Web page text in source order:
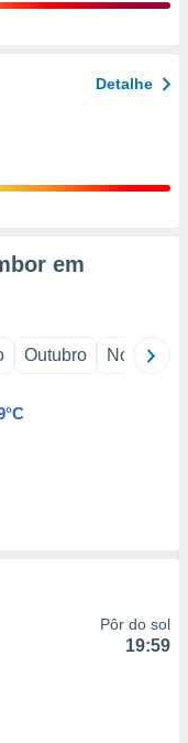
Detalhe
em
Outubro Novembro
Pôr do sol
19:59